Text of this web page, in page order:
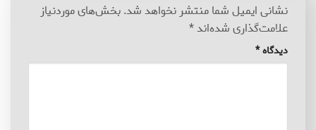
نشانی ایمیل شما منتشر نخواهد شد.بخش‌های موردنیاز
علامت‌گذاری شده‌اند*
دیدگاه*